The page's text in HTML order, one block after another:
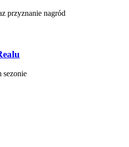
przyznanie nagród
sezonie